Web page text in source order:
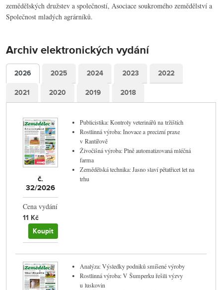
zemědělských družstev a společností, Asociace soukromého zemědělství a
Společnost mladých agrárníků.
Archiv elektronických vydání
2026 2025 2024 2023 2022
2021 2020 2019 2018
č.
32/2026
Cena vydání
11 Kč
Koupit
Publicistika: Kontroly veterinářů na tržištích
Rostlinná výroba: Inovace a precizní praxe
v Rantířově
Živočišná výroba: Plně automatizovaná mléčná
farma
Zemědělská technika: Jasno slaví pětatřicet let na
trhu
Analýza: Výsledky podniků smíšené výroby
Rostlinná výroba: V Šumperku řešili výzvy
u luskovin